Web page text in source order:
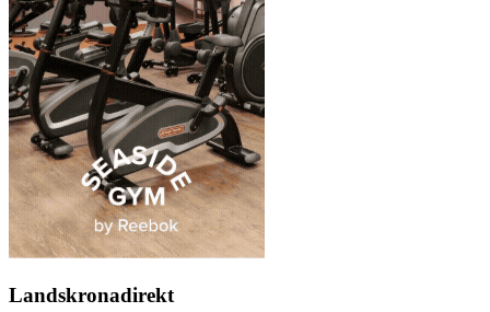
Landskronadirekt